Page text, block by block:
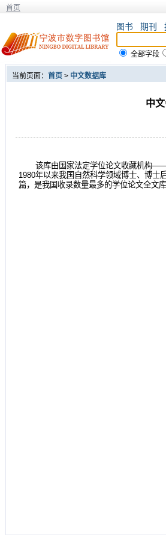
首页
图书 期刊
全部字段
当前页面： 首页 > 中文数据库
中
该库由国家法定学位论文收藏机构
1980年以来我国自然科学领域博士、博士
篇，是我国收录数量最多的学位论文全文库